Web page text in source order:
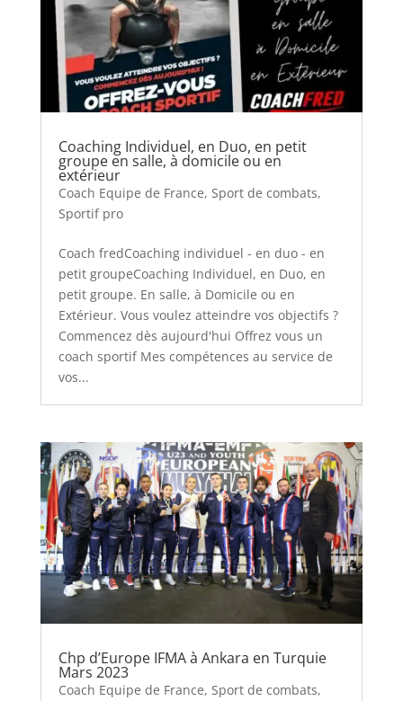
Coaching Individuel, en Duo, en petit
groupe en salle, à domicile ou en
extérieur
Coach Equipe de France, Sport de combats,
Sportif pro
Coach fredCoaching individuel - en duo - en
petit groupeCoaching Individuel, en Duo, en
petit groupe. En salle, à Domicile ou en
Extérieur. Vous voulez atteindre vos objectifs ?
Commencez dès aujourd'hui Offrez vous un
coach sportif Mes compétences au service de
vos...
Chp d’Europe IFMA à Ankara en Turquie
Mars 2023
Coach Equipe de France, Sport de combats,